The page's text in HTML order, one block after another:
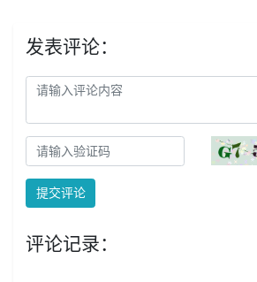
发表评论：
提交评论
评论记录：